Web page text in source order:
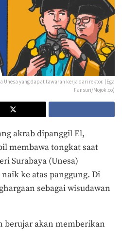
Unesa yang dapat tawaran kerja dari rektor. (Ega
Fansuri/Mojok.co)
akrab dipanggil El,
membawa tongkat saat
Surabaya (Unesa)
ke atas panggung. Di
sebagai wisudawan
berujar akan memberikan